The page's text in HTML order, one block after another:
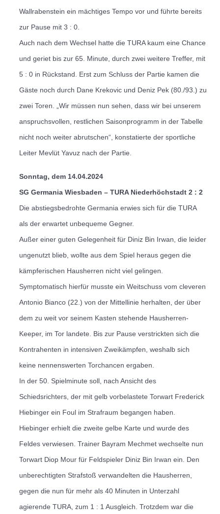
Wallrabenstein ein mächtiges Tempo vor und führte bereits
zur Pause mit 3 : 0.
Auch nach dem Wechsel hatte die TURA kaum eine Chance
und geriet bis zur 65. Minute, durch zwei weitere Treffer, mit
5 : 0 in Rückstand. Erst zum Schluss der Partie kamen die
Gäste noch durch Dane Krekovic und Deniz Pek (80./93.) zu
zwei Toren.
„Wir müssen nun sehen, dass wir bei unserem
anspruchsvollen, restlichen Saisonprogramm in der Tabelle
nicht noch weiter abrutschen“, konstatierte der sportliche
Leiter Mevlüt Yavuz nach der Partie.
Sonntag, dem 14.04.2024
SG Germania Wiesbaden – TURA Niederhöchstadt 2 : 2
Die abstiegsbedrohte Germania erwies sich für die TURA
als der erwartet unbequeme Gegner.
Außer einer guten Gelegenheit für Diniz Bin Irwan, die leider
ungenutzt blieb, wollte aus dem Spiel heraus gegen die
kämpferischen Hausherren nicht viel gelingen.
Symptomatisch hierfür musste ein Weitschuss vom cleveren
Antonio Bianco (22.) von der Mittellinie herhalten, der über
dem zu weit vor seinem Kasten stehende Hausherren-
Keeper, im Tor landete. Bis zur Pause verstrickten sich die
Kontrahenten in intensiven Zweikämpfen, weshalb sich
keine nennenswerten Torchancen ergaben.
In der 50. Spielminute soll, nach Ansicht des
Schiedsrichters, der mit gelb vorbelastete Torwart Frederick
Hiebinger ein Foul im Strafraum begangen haben.
Hiebinger erhielt die zweite gelbe Karte und wurde des
Feldes verwiesen. Trainer Bayram Mechmet wechselte nun
Torwart Diop Mour für Feldspieler Diniz Bin Irwan ein. Den
unberechtigten Strafstoß verwandelten die Hausherren,
gegen die nun für mehr als 40 Minuten in Unterzahl
agierende TURA, zum 1 : 1 Ausgleich. Trotzdem war die